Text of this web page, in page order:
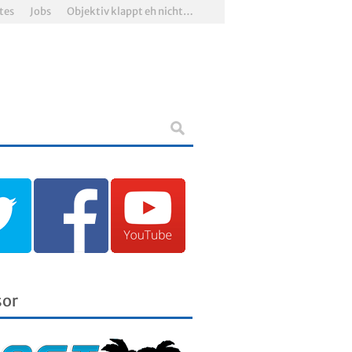
Jobs Objektiv klappt eh nicht…